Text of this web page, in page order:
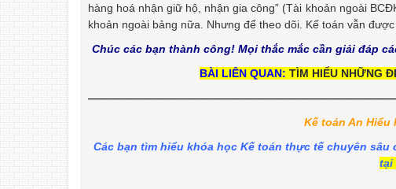
hàng hoá nhận giữ hộ, nhận gia công” (Tài khoản ngoài
khoản ngoài bảng nữa. Nhưng để theo dõi. Kế toán vẫn
Chúc các bạn thành công! Mọi thắc mắc cần giải đáp
BÀI LIÊN QUAN:TÌM HIỂU NHỮNG
Kế toán An Hiểu
Các bạn tìm hiểu khóa học Kế toán thực tế chuyên
tại